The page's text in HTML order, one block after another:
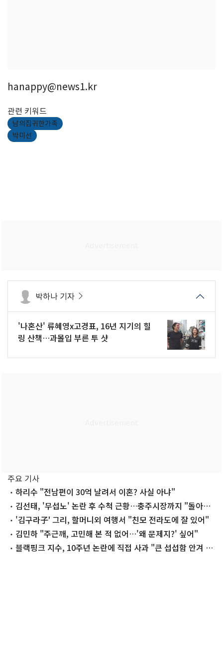
hanappy@news1.kr
관련 키워드
남의집귀한가족
박미선
박하나 기자
'나혼산' 류혜영x고경표, 16년 지기의 힐
링 산책…과몰입 부른 투 샷
주요 기사
하리수 "전남편이 30억 날려서 이혼? 사실 아냐"
김선태, '무섭노' 논란 후 수척 근황…충주시장까지 "돌아올
생각 없냐?"
'김구라子' 그리, 할머니외 여행서 "친모 전라도에 잘 있어"
김민하 "주근깨, 고민해 본 적 없어…'왜 문제지?' 싶어"
블랙핑크 지수, 10주년 논란에 직접 사과 "큰 섭섭함 안겨 미